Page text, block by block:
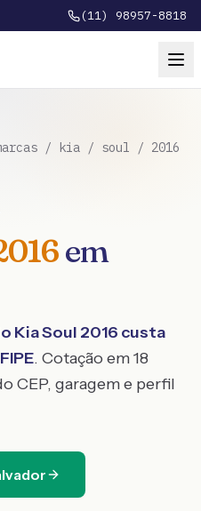
(11) 98957-8818
/ kia / soul / 2016
em
KiaSoul 2016 custa
. Cotação em 18
CEP, garagem e perfil